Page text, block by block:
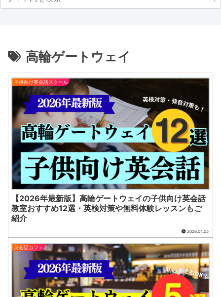
高輪ゲートウェイ
子供向け英会話スクール
【2026年最新版】高輪ゲートウェイの子供向け英会話
教室おすすめ12選・英検対策や無料体験レッスンもご
紹介
2026.04.05
英会話カフェ